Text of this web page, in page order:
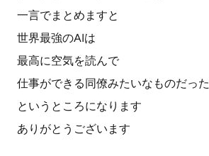
一言でまとめますと
世界最強のAIは
最高に空気を読んで
仕事ができる同僚みたいなものだった
というところになります
ありがとうございます